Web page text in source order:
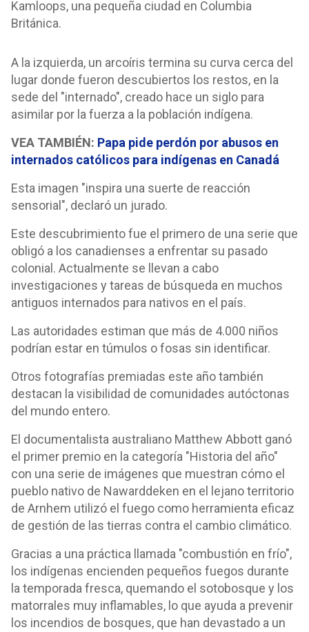
Kamloops, una pequeña ciudad en Columbia
Británica.
A la izquierda, un arcoíris termina su curva cerca del
lugar donde fueron descubiertos los restos, en la
sede del "internado", creado hace un siglo para
asimilar por la fuerza a la población indígena.
VEA TAMBIÉN: Papa pide perdón por abusos en
internados católicos para indígenas en Canadá
Esta imagen "inspira una suerte de reacción
sensorial", declaró un jurado.
Este descubrimiento fue el primero de una serie que
obligó a los canadienses a enfrentar su pasado
colonial. Actualmente se llevan a cabo
investigaciones y tareas de búsqueda en muchos
antiguos internados para nativos en el país.
Las autoridades estiman que más de 4.000 niños
podrían estar en túmulos o fosas sin identificar.
Otros fotografías premiadas este año también
destacan la visibilidad de comunidades autóctonas
del mundo entero.
El documentalista australiano Matthew Abbott ganó
el primer premio en la categoría "Historia del año"
con una serie de imágenes que muestran cómo el
pueblo nativo de Nawarddeken en el lejano territorio
de Arnhem utilizó el fuego como herramienta eficaz
de gestión de las tierras contra el cambio climático.
Gracias a una práctica llamada "combustión en frío",
los indígenas encienden pequeños fuegos durante
la temporada fresca, quemando el sotobosque y los
matorrales muy inflamables, lo que ayuda a prevenir
los incendios de bosques, que han devastado a un